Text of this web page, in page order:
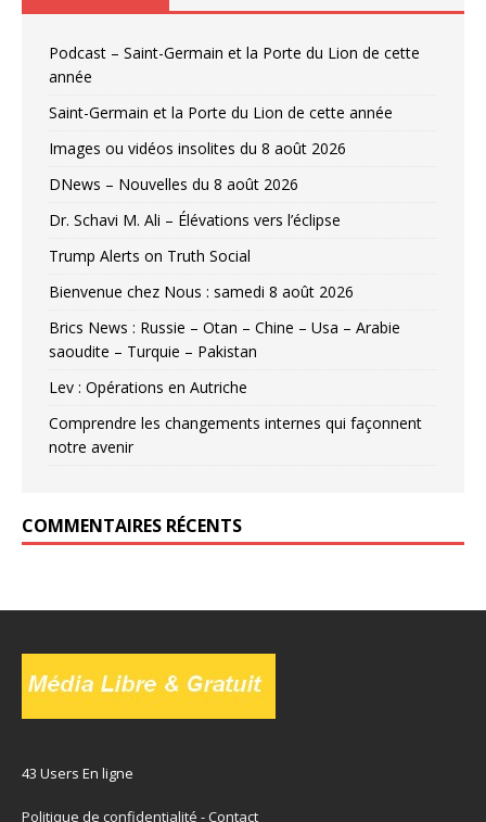
Podcast – Saint-Germain et la Porte du Lion de cette
année
Saint-Germain et la Porte du Lion de cette année
Images ou vidéos insolites du 8 août 2026
DNews – Nouvelles du 8 août 2026
Dr. Schavi M. Ali – Élévations vers l’éclipse
Trump Alerts on Truth Social
Bienvenue chez Nous : samedi 8 août 2026
Brics News : Russie – Otan – Chine – Usa – Arabie
saoudite – Turquie – Pakistan
Lev : Opérations en Autriche
Comprendre les changements internes qui façonnent
notre avenir
COMMENTAIRES RÉCENTS
43 Users En ligne
Politique de confidentialité -Contact